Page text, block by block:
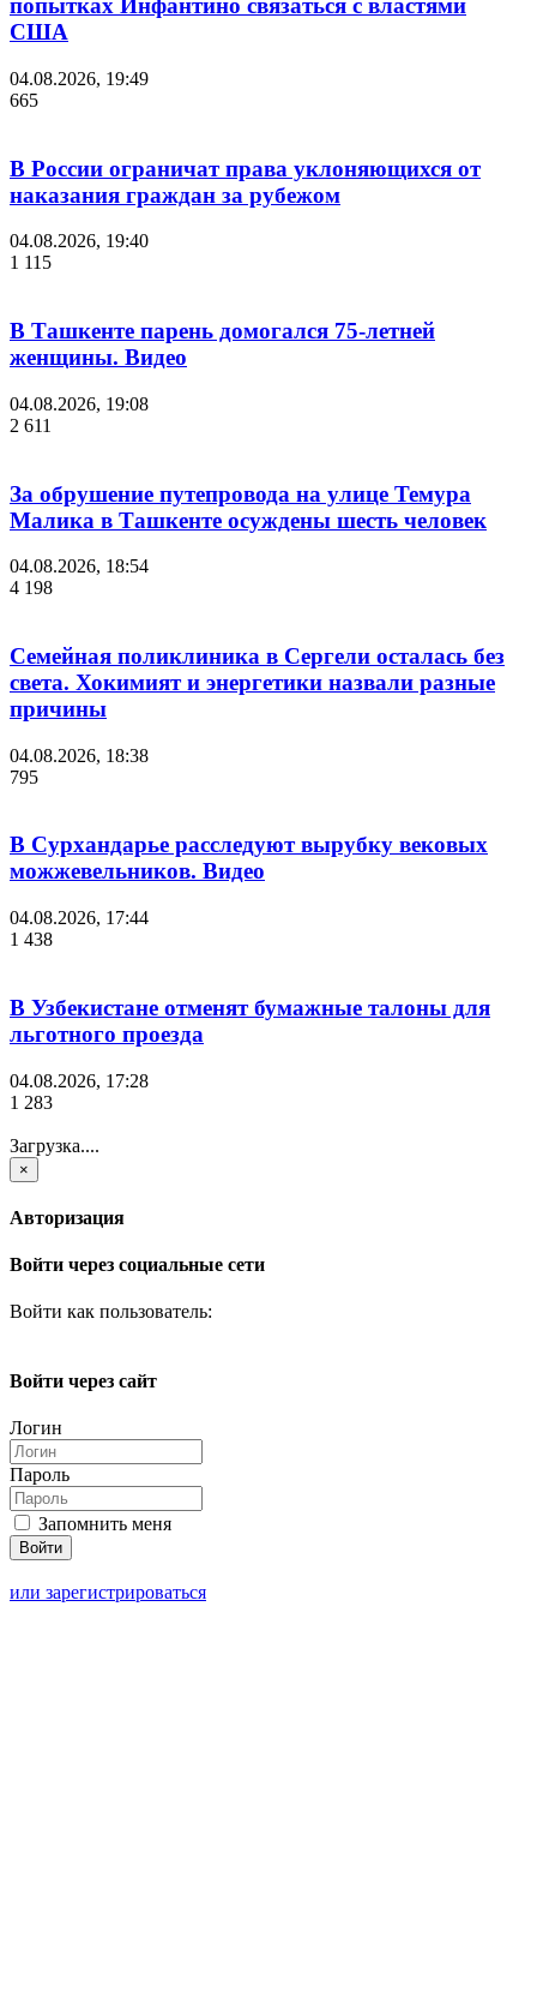
попытках Инфантино связаться с властями
США
04.08.2026, 19:49
665
В России ограничат права уклоняющихся от
наказания граждан за рубежом
04.08.2026, 19:40
1 115
В Ташкенте парень домогался 75-летней
женщины. Видео
04.08.2026, 19:08
2 611
За обрушение путепровода на улице Темура
Малика в Ташкенте осуждены шесть человек
04.08.2026, 18:54
4 198
Семейная поликлиника в Сергели осталась без
света. Хокимият и энергетики назвали разные
причины
04.08.2026, 18:38
795
В Сурхандарье расследуют вырубку вековых
можжевельников. Видео
04.08.2026, 17:44
1 438
В Узбекистане отменят бумажные талоны для
льготного проезда
04.08.2026, 17:28
1 283
Загрузка....
×
Авторизация
Войти через социальные сети
Войти как пользователь:
Войти через сайт
Логин
Пароль
Запомнить меня
или зарегистрироваться